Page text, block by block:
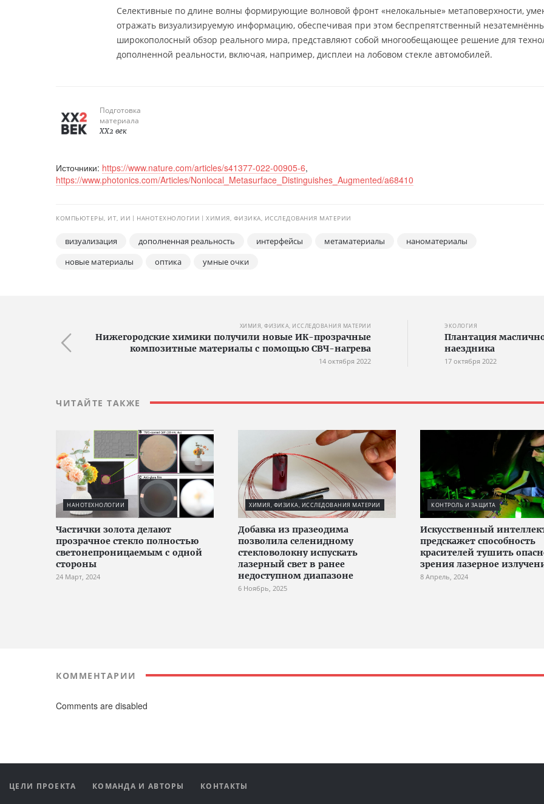
Селективные по длине волны формирующие волновой фронт «нелокальные» метаповерхности,
отражать визуализируемую информацию, обеспечивая при этом беспрепятственный
широкополосный обзор реального мира, представляют собой многообещающее решение для
дополненной реальности, включая, например, дисплеи на лобовом стекле автомобилей.
Подготовка
материала
XX2 век
Источники: https://www.nature.com/articles/s41377-022-00905-6,
https://www.photonics.com/Articles/Nonlocal_Metasurface_Distinguishes_Augmented/a68410
КОМПЬЮТЕРЫ, ИТ, ИИ НАНОТЕХНОЛОГИИ ХИМИЯ, ФИЗИКА, ИССЛЕДОВАНИЯ МАТЕРИИ
визуализация дополненная реальность интерфейсы метаматериалы
наноматериалы
новые материалы
оптика умные очки
ХИМИЯ, ФИЗИКА, ИССЛЕДОВАНИЯ МАТЕРИИ
Нижегородские химики получили новые ИК-прозрачные
композитные материалы с помощью СВЧ-нагрева
14 октября 2022
ЭКОЛОГИЯ
Плантация
наездника
17 октября 2022
ЧИТАЙТЕ ТАКЖЕ
НАНОТЕХНОЛОГИИ
Частички золота делают
прозрачное стекло полностью
светонепроницаемым с одной
стороны
24 Март, 2024
ХИМИЯ, ФИЗИКА, ИССЛЕДОВАНИЯ МАТЕРИИ
Добавка из празеодима
позволила селенидному
стекловолокну испускать
лазерный свет в ранее
недоступном диапазоне
6 Ноябрь, 2025
КОНТРОЛЬ И ЗАЩИТА
Искусственный
предскажет способность
красителей тушить
зрения лазерное
8 Апрель, 2024
КОММЕНТАРИИ
Comments are disabled
ЦЕЛИ ПРОЕКТА КОМАНДА И АВТОРЫ КОНТАКТЫ